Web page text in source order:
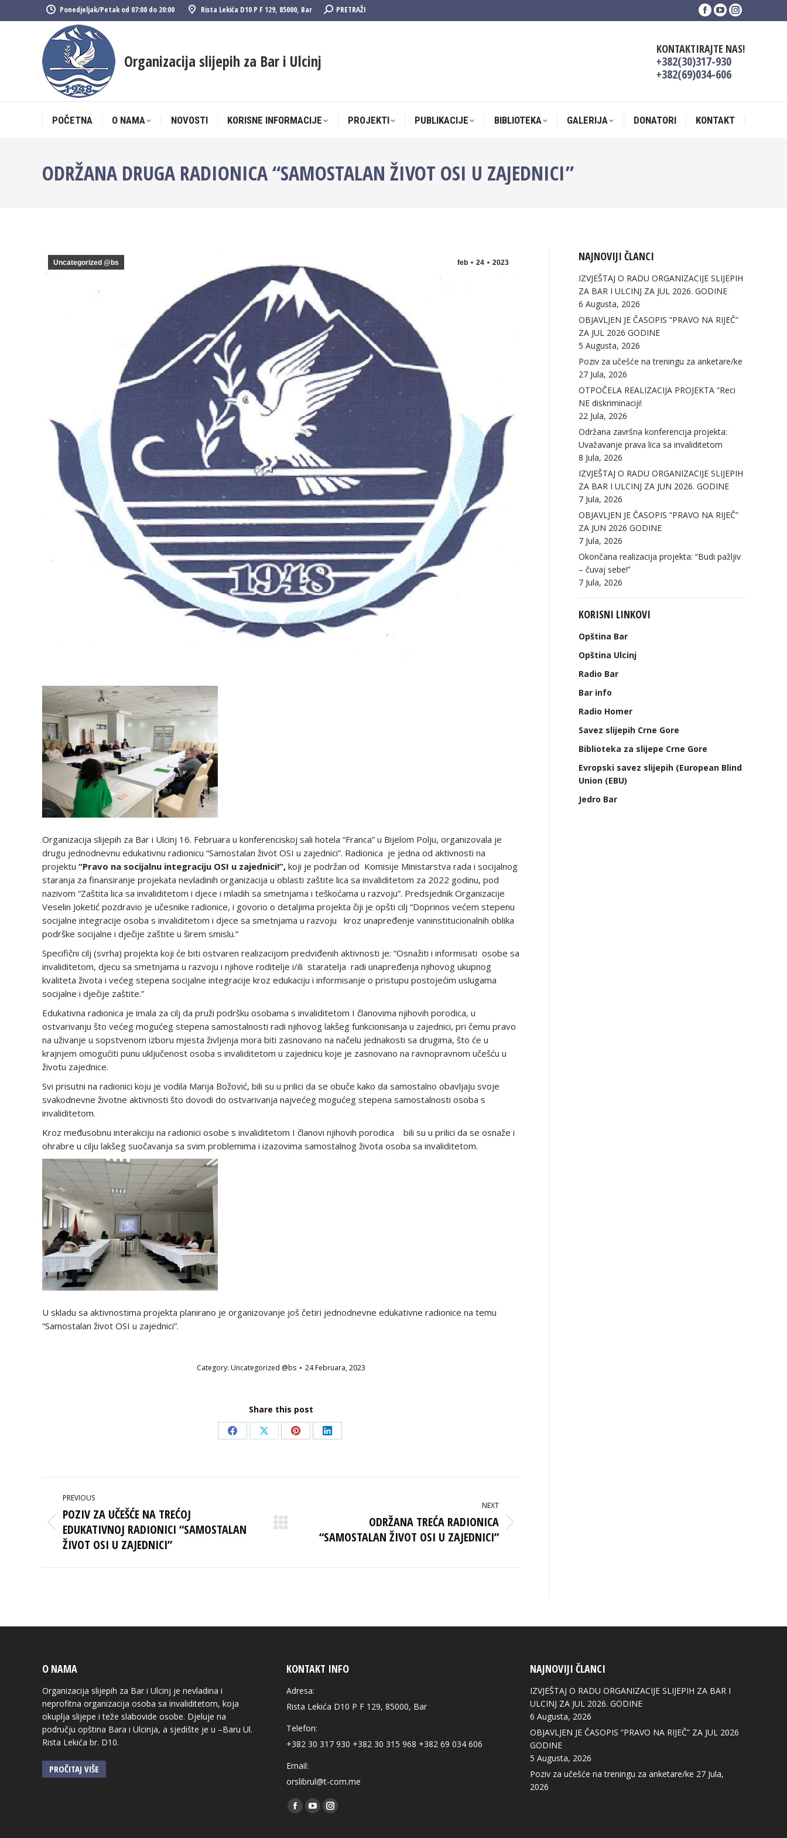
Ponedjeljak/Petak od 07:00 do 20:00 Rista Lekića D10 P F 129, 85000, Bar Search:PRETRAŽI
Facebook
in
new
window
YouTube
in
new
window
Instagram
in
Organizacija slijepih za Bar i Ulcinj
KONTAKTIRAJTE NAS!
+382(30)317-930
+382(69)034-606
POČETNA O NAMA NOVOSTI KORISNE INFORMACIJE PROJEKTI PUBLIKACIJE BIBLIOTEKA GALERIJA DONATORI KONTAKT
ODRŽANA DRUGA RADIONICA “SAMOSTALAN ŽIVOT OSI U ZAJEDNICI”
feb 24 2023
Uncategorized @bs
Organizacija slijepih za Bar i Ulcinj 16. Februara u konferenciskoj sali hotela “Franca” u Bijelom Polju, organizovala je
drugu jednodnevnu edukativnu radionicu “Samostalan život OSI u zajednici”. Radionica je jedna od aktivnosti na
projektu “Pravo na socijalnu integraciju OSI u zajednici!”, koji je podržan od Komisije Ministarstva rada i socijalnog
staranja za finansiranje projekata nevladinih organizacija u oblasti zaštite lica sa invaliditetom za 2022 godinu, pod
nazivom “Zaštita lica sa invaliditetom i djece i mladih sa smetnjama i teškoćama u razvoju”. Predsjednik Organizacije
Veselin Joketić pozdravio je učesnike radionice, i govorio o detaljima projekta čiji je opšti cilj “Doprinos većem stepenu
socijalne integracije osoba s invaliditetom i djece sa smetnjama u razvoju kroz unapređenje vaninstitucionalnih oblika
podrške socijalne i dječije zaštite u širem smislu.”
Specifični cilj (svrha) projekta koji će biti ostvaren realizacijom predviđenih aktivnosti je: “Osnažiti i informisati osobe sa
invaliditetom, djecu sa smetnjama u razvoju i njihove roditelje i/ili staratelja radi unapređenja njihovog ukupnog
kvaliteta života i većeg stepena socijalne integracije kroz edukaciju i informisanje o pristupu postojećim uslugama
socijalne i dječije zaštite.”
Edukativna radionica je imala za cilj da pruži podršku osobama s invaliditetom I članovima njihovih porodica, u
ostvarivanju što većeg mogućeg stepena samostalnosti radi njihovog lakšeg funkcionisanja u zajednici, pri čemu pravo
na uživanje u sopstvenom izboru mjesta življenja mora biti zasnovano na načelu jednakosti sa drugima, što će u
krajnjem omogućiti punu uključenost osoba s invaliditetom u zajednicu koje je zasnovano na ravnopravnom učešću u
životu zajednice.
Svi prisutni na radionici koju je vodila Marija Božović, bili su u prilici da se obuče kako da samostalno obavljaju svoje
svakodnevne životne aktivnosti što dovodi do ostvarivanja najvećeg mogućeg stepena samostalnosti osoba s
invaliditetom.
Kroz međusobnu interakciju na radionici osobe s invaliditetom I članovi njihovih porodica bili su u prilici da se osnaže i
ohrabre u cilju lakšeg suočavanja sa svim problemima i izazovima samostalnog života osoba sa invaliditetom.
U skladu sa aktivnostima projekta planirano je organizovanje još četiri jednodnevne edukativne radionice na temu
“Samostalan život OSI u zajednici”.
Category: Uncategorized @bs 24 Februara, 2023
Share this post
Share Share Share Share
POST
NAVIGATION
PREVIOUS
Previous
post:
POZIV ZA UČEŠĆE NA TREĆOJ
EDUKATIVNOJ RADIONICI “SAMOSTALAN
ŽIVOT OSI U ZAJEDNICI”
NEXT
post:
ODRŽANA TREĆA RADIONICA
“SAMOSTALAN ŽIVOT OSI U ZAJEDNICI”
NAJNOVIJI ČLANCI
IZVJEŠTAJ O RADU ORGANIZACIJE SLIJEPIH
ZA BAR I ULCINJ ZA JUL 2026. GODINE
6 Augusta, 2026
OBJAVLJEN JE ČASOPIS “PRAVO NA RIJEČ”
ZA JUL 2026 GODINE
5 Augusta, 2026
Poziv za učešće na treningu za anketare/ke
27 Jula, 2026
OTPOČELA REALIZACIJA PROJEKTA ”Reci
NE diskriminaciji!
22 Jula, 2026
Održana završna konferencija projekta:
Uvažavanje prava lica sa invaliditetom
8 Jula, 2026
IZVJEŠTAJ O RADU ORGANIZACIJE SLIJEPIH
ZA BAR I ULCINJ ZA JUN 2026. GODINE
7 Jula, 2026
OBJAVLJEN JE ČASOPIS “PRAVO NA RIJEČ”
ZA JUN 2026 GODINE
7 Jula, 2026
Okončana realizacija projekta: “Budi pažljiv
– čuvaj sebe!”
7 Jula, 2026
KORISNI LINKOVI
Opština Bar
Opština Ulcinj
Radio Bar
Bar info
Radio Homer
Savez slijepih Crne Gore
Biblioteka za slijepe Crne Gore
Evropski savez slijepih (European Blind
Union (EBU)
Jedro Bar
O NAMA
Organizacija slijepih za Bar i Ulcinj je nevladina i
neprofitna organizacija osoba sa invaliditetom, koja
okuplja slijepe i teže slabovide osobe. Djeluje na
području opština Bara i Ulcinja, a sjedište je u –Baru Ul.
Rista Lekića br. D10.
PROČITAJ VIŠE
KONTAKT INFO
Adresa:
Rista Lekića D10 P F 129, 85000, Bar
Telefon:
+382 30 317 930 +382 30 315 968 +382 69 034 606
Email:
orslibrul@t-com.me
Find us on:
Facebook
YouTubeInstagram
NAJNOVIJI ČLANCI
IZVJEŠTAJ O RADU ORGANIZACIJE SLIJEPIH ZA BAR I
ULCINJ ZA JUL 2026. GODINE
6 Augusta, 2026
OBJAVLJEN JE ČASOPIS “PRAVO NA RIJEČ” ZA JUL 2026
GODINE
5 Augusta, 2026
Poziv za učešće na treningu za anketare/ke 27 Jula,
2026
POČETNA O NAMA NOVOSTI KORISNE INFORMACIJE PROJEKTI PUBLIKACIJE BIBLIOTEKA GALERIJA DONATORI KONTAKT